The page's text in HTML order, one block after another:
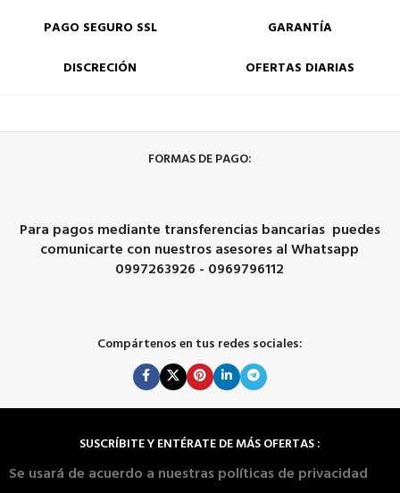
PAGO SEGURO SSL
GARANTÍA
DISCRECIÓN
OFERTAS DIARIAS
FORMAS DE PAGO:
Para pagos mediante transferencias bancarias puedes
comunicarte con nuestros asesores al Whatsapp
0997263926 - 0969796112
Compártenos en tus redes sociales:
SUSCRÍBITE Y ENTÉRATE DE MÁS OFERTAS :
Se usará de acuerdo a nuestras políticas de privacidad